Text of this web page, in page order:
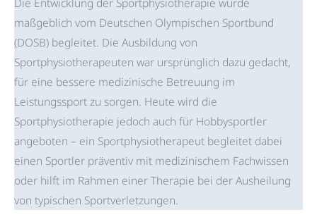
maßgeblich vom Deutschen Olympischen Sportbund
(DOSB) begleitet. Die Ausbildung von
Sportphysiotherapeuten war ursprünglich dazu gedacht,
für eine bessere medizinische Betreuung im
Leistungssport zu sorgen. Heute wird die
Sportphysiotherapie jedoch auch für Hobbysportler
angeboten – ein Sportphysiotherapeut begleitet dabei
einen Sportler präventiv mit medizinischem Fachwissen
oder hilft im Rahmen einer Therapie bei der Ausheilung
von typischen Sportverletzungen.